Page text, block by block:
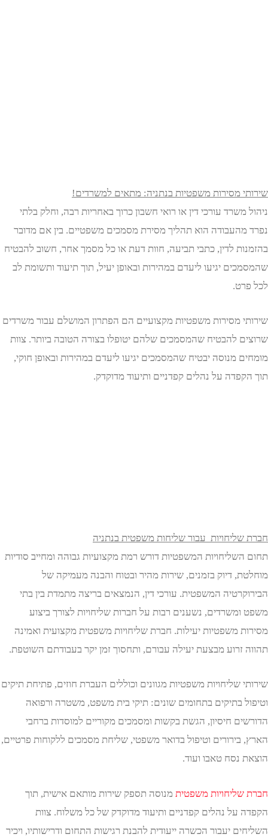
מסירות משפטיות בנתניה: מתאים למשרדים!
משרד עורכי דין או רואי חשבון כרוך באחריות רבה, וחלק בלתי
הוא תהליך מסירת מסמכים משפטיים. בין אם מדובר
לדין, כתבי תביעה, חוות דעת או כל מסמך אחר, חשוב להבטיח
יגיעו ליעדם במהירות ובאופן יעיל, תוך תיעוד ותשומת לב
מסירות משפטיות מקצועיים הם הפתרון המושלם עבור משרדים
להבטיח שהמסמכים שלהם יטופלו בצורה הטובה ביותר. צוות
מנוסה יבטיח שהמסמכים יגיעו ליעדם במהירות ובאופן חוקי,
על נהלים קפדניים ותיעוד מדוקדק.
עבור שליחות משפטית בנתניה
המשפטיות דורש רמת מקצועיות גבוהה ומחייב סודיות
דיוק בזמנים, שירות מהיר ובטוח והבנה מעמיקה של
המשפטית. עורכי דין, הנמצאים בריצה מתמדת בין בתי
נשענים רבות על חברות שליחויות לצורך ביצוע
משפטיות יעילות. חברת שליחויות משפטית מקצועית ואמינה
זרוע מבצעת יעילה עבורם, ותחסוך זמן יקר בעבודתם השוטפת.
שליחויות משפטיות מגוונים וכוללים העברת חוזים, פתיחת תיקים
בתיקים בתחומים שונים: תיקי בית משפט, משטרה ורפואה
חיסיון, הגשת בקשות ומסמכים מקוריים למוסדות ברחבי
בירורים וטיפול בדואר משפטי, שליחת מסמכים ללקוחות פרטיים,
נסח טאבו ועוד.
משפטיתמנוסה תספק שירות מותאם אישית, תוך
על נהלים קפדניים ותיעוד מדוקדק של כל משלוח. צוות
יעבור הכשרה ייעודית להבנת רגישות התחום ודרישותיו, ויכיר